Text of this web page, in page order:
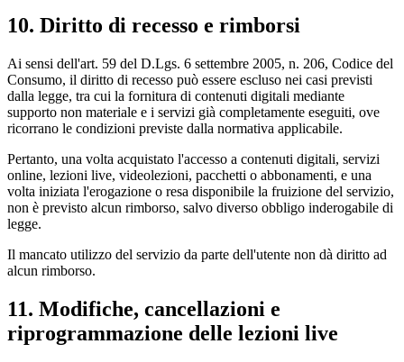
10. Diritto di recesso e rimborsi
Ai sensi dell'art. 59 del D.Lgs. 6 settembre 2005, n. 206, Codice del
Consumo, il diritto di recesso può essere escluso nei casi previsti
dalla legge, tra cui la fornitura di contenuti digitali mediante
supporto non materiale e i servizi già completamente eseguiti, ove
ricorrano le condizioni previste dalla normativa applicabile.
Pertanto, una volta acquistato l'accesso a contenuti digitali, servizi
online, lezioni live, videolezioni, pacchetti o abbonamenti, e una
volta iniziata l'erogazione o resa disponibile la fruizione del servizio,
non è previsto alcun rimborso, salvo diverso obbligo inderogabile di
legge.
Il mancato utilizzo del servizio da parte dell'utente non dà diritto ad
alcun rimborso.
11. Modifiche, cancellazioni e
riprogrammazione delle lezioni live